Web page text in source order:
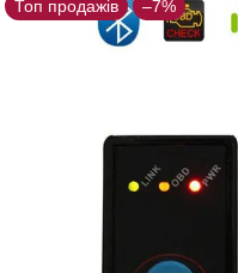
Топ продажів –7%